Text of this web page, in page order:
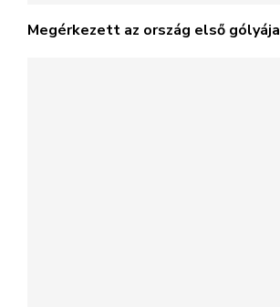
Megérkezett az ország első gólyája